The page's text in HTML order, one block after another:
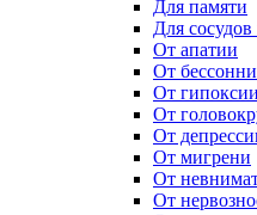
Для памяти
Для сосудов
От апатии
От
От
От
От
От мигрени
От
От